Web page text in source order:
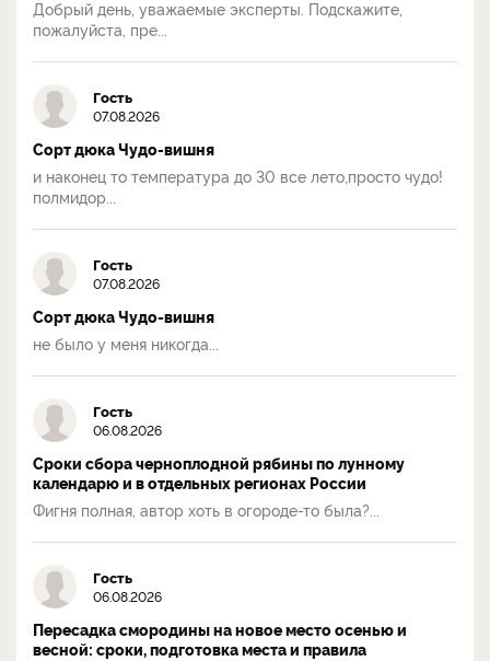
Добрый день, уважаемые эксперты. Подскажите,
пожалуйста, пре...
Гость
07.08.2026
Сорт дюка Чудо-вишня
и наконец то температура до 30 все лето,просто чудо!
полмидор...
Гость
07.08.2026
Сорт дюка Чудо-вишня
не было у меня никогда...
Гость
06.08.2026
Сроки сбора черноплодной рябины по лунному
календарю и в отдельных регионах России
Фигня полная, автор хоть в огороде-то была?...
Гость
06.08.2026
Пересадка смородины на новое место осенью и
весной: сроки, подготовка места и правила